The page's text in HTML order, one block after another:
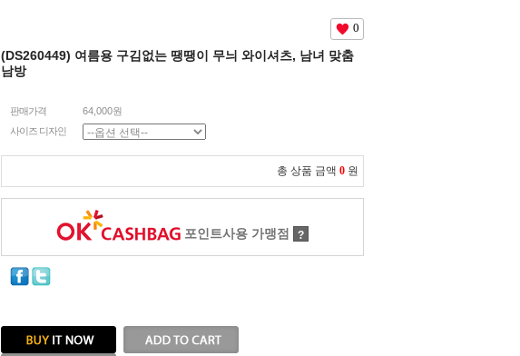
0
(DS260449) 여름용 구김없는 땡땡이 무늬 와이셔츠, 남녀 맞춤
남방
판매가격
64,000원
사이즈 디자인
총 상품 금액 0 원
포인트사용 가맹점 ?